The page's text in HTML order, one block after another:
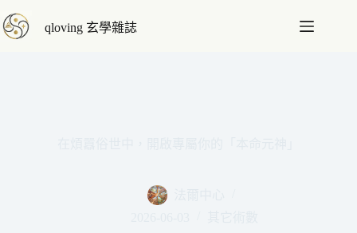
至
qloving 玄學雜誌